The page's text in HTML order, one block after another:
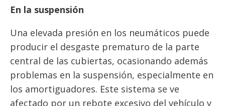
En la suspensión
Una elevada presión en los neumáticos puede
producir el desgaste prematuro de la parte
central de las cubiertas, ocasionando además
problemas en la suspensión, especialmente en
los amortiguadores. Este sistema se ve
afectado por un rebote excesivo del vehículo y